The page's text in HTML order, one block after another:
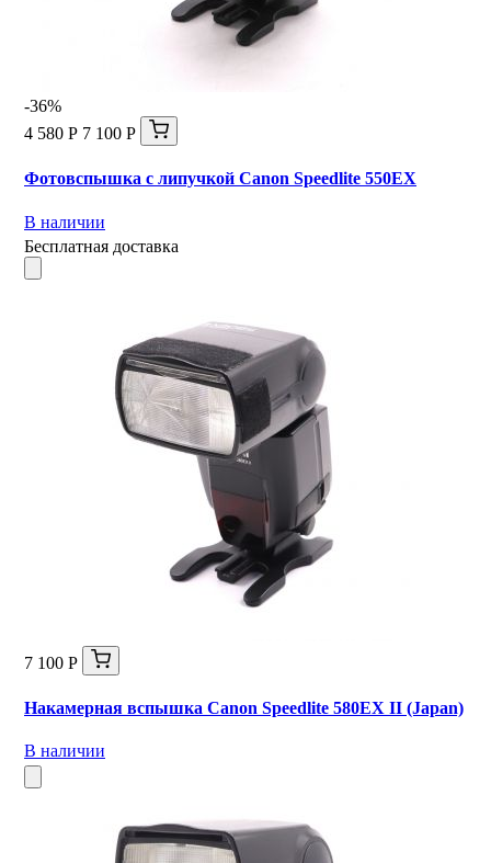
-36%
4 580 Р 7 100 Р
Фотовспышка с липучкой Canon Speedlite 550EX
В наличии
Бесплатная доставка
7 100 Р
Накамерная вспышка Canon Speedlite 580EX II (Japan)
В наличии